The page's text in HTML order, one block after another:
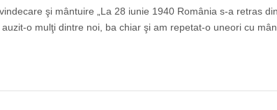
şi mântuire „La 28 iunie 1940 România s-a retras
o mulţi dintre noi, ba chiar şi am repetat-o uneori cu